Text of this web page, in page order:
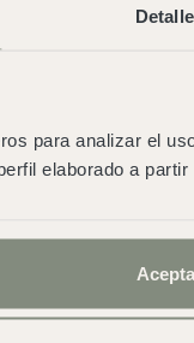
para analizar el
elaborado a